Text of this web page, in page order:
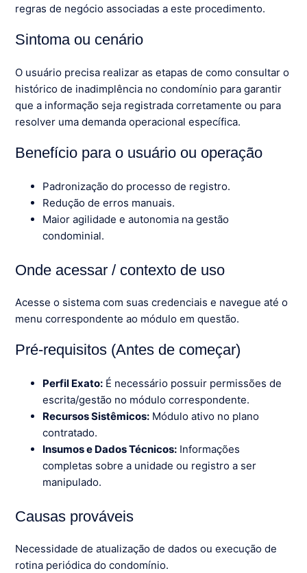
regras de negócio associadas a este procedimento.
Sintoma ou cenário
O usuário precisa realizar as etapas de como consultar o
histórico de inadimplência no condomínio para garantir
que a informação seja registrada corretamente ou para
resolver uma demanda operacional específica.
Benefício para o usuário ou operação
Padronização do processo de registro.
Redução de erros manuais.
Maior agilidade e autonomia na gestão
condominial.
Onde acessar / contexto de uso
Acesse o sistema com suas credenciais e navegue até o
menu correspondente ao módulo em questão.
Pré-requisitos (Antes de começar)
Perfil Exato: É necessário possuir permissões de
escrita/gestão no módulo correspondente.
Recursos Sistêmicos: Módulo ativo no plano
contratado.
Insumos e Dados Técnicos: Informações
completas sobre a unidade ou registro a ser
manipulado.
Causas prováveis
Necessidade de atualização de dados ou execução de
rotina periódica do condomínio.